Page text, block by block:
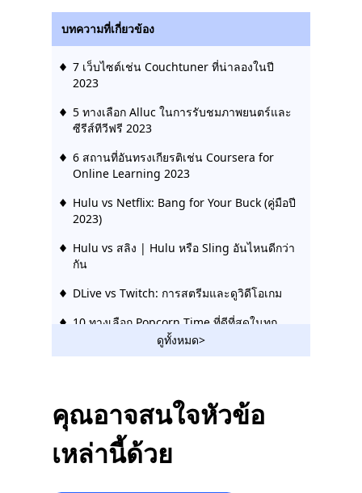
บทความที่เกี่ยวข้อง
7 เว็บไซต์เช่น Couchtuner ที่น่าลองในปี
2023
5 ทางเลือก Alluc ในการรับชมภาพยนตร์และ
ซีรีส์ทีวีฟรี 2023
6 สถานที่อันทรงเกียรติเช่น Coursera for
Online Learning 2023
Hulu vs Netflix: Bang for Your Buck (คู่มือปี
2023)
Hulu vs สลิง | Hulu หรือ Sling อันไหนดีกว่า
กัน
DLive vs Twitch: การสตรีมและดูวิดีโอเกม
10 ทางเลือก Popcorn Time ที่ดีที่สุดในทุก
เว็บไซต์เช่น FMovies | ดาวน์โหลดจาก
FMovies Alternatives
10 อันดับทางเลือกของ KimCartoon ในการดู
ดูทั้งหมด>
คุณอาจสนใจหัวข้อ
เหล่านี้ด้วย